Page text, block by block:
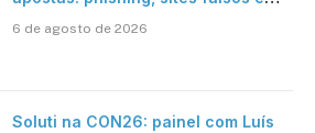
6 de agosto de 2026
Soluti na CON26: painel com Luís